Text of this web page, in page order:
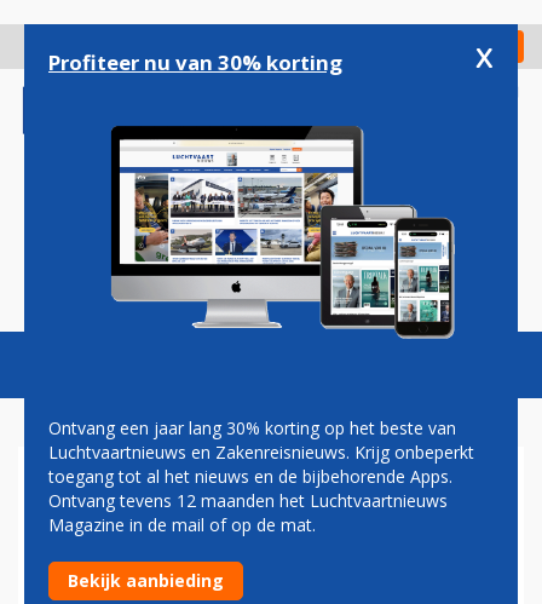
gaan
Check in
Magazine Podcasts Vacatures
BENNO BAKSTEEN:
JACHTSEIZOEN
Profiteer nu van 30% korting x
Ontvang een jaar lang 30% korting op het beste van
Luchtvaartnieuws en Zakenreisnieuws. Krijg onbeperkt
toegang tot al het nieuws en de bijbehorende Apps.
Ontvang tevens 12 maanden het Luchtvaartnieuws
Magazine in de mail of op de mat.
Bekijk aanbieding